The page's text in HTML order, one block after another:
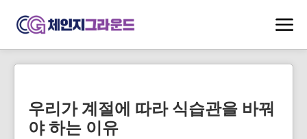
우리가 계절에 따라 식습관을 바꿔
야 하는 이유